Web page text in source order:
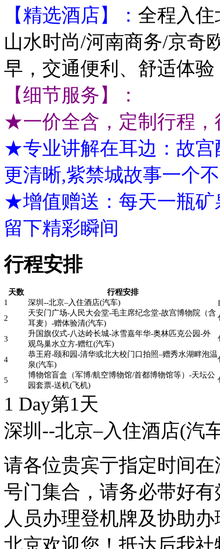
【精选酒店】： 全程入
山水时尚/河南商务/京奇
早，交通便利、舒适体验
【细节服务】：
★一价全含，定制行程，
★专业讲解在耳边：故
更清晰,紫禁城故事一个
★增值赠送：每天一瓶矿
留下精彩瞬间
行程安排
天数
行程安排
1
深圳--北京–入住酒店(汽车)
2
天安门广场-人民大会堂-毛主席纪念堂-故宫博物院（含
耳麦）-赠体验清(汽车)
3
升国旗仪式-八达岭长城-冰雪嘉年华-奥林匹克公园-外
观鸟巢水立方-赠红(汽车)
4
恭王府-颐和园-清华或北大校门口拍照–赠秀水湖畔泡温
泉(汽车)
5
博物馆盲盒（军博/航空博物馆/首都博物馆等）-天坛公
园套票-送机(飞机)
1 Day第1天
深圳--北京–入住酒店(汽
请各位贵宾亍指定时间
号门集合，请务必带好
人员办理登机牌及协助
北京欢迎您！抵达后我